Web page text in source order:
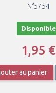
N°5754
Disponible
1,95 €
au panier